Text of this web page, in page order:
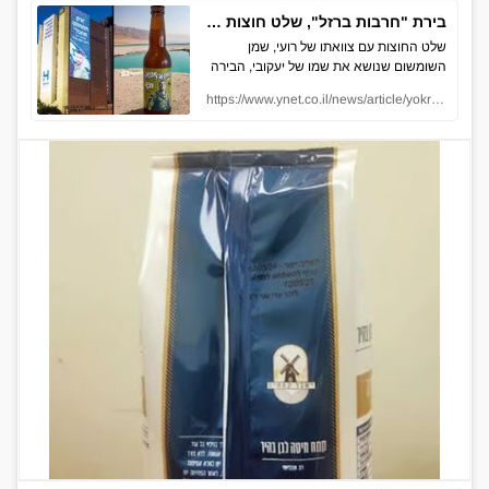
בירת "חרבות ברזל", שלט חוצות עם הצוואה: "רק תתחזקו מהכל" | דרכי ההנצחה
שלט החוצות עם צוואתו של רועי, שמן
השומשום שנושא את שמו של יעקובי, הבירה
הקמח לזכר עדי. אלו רק חלק מהדרכים שבהן
יקיריהם ולספר את סיפורם
https://www.ynet.co.il/news/article/yokra13921690